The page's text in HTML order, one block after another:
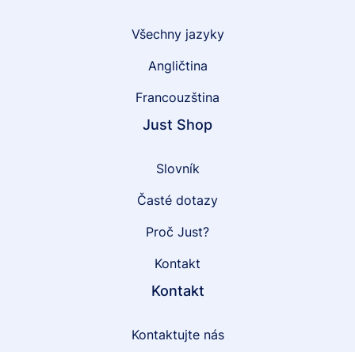
Všechny jazyky
Angličtina
Francouzština
Just Shop
Slovník
Časté dotazy
Proč Just?
Kontakt
Kontakt
Kontaktujte nás